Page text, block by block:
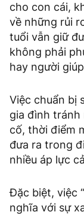
cho con cái,
về những rủi
tuổi vẫn giữ
không phải
hay người
Việc chuẩn bị
gia đình tránh
cố, thời điểm
đưa ra trong
nhiều áp lực
Đặc biệt, việc
nghĩa với sự